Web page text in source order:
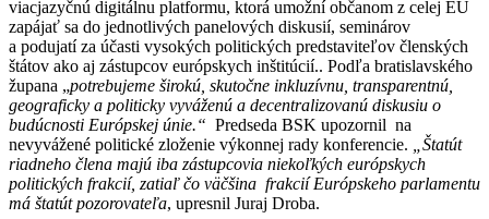
viacjazyčnú digitálnu platformu, ktorá umožní občanom z celej EÚ
zapájať sa do jednotlivých panelových diskusií, seminárov
a podujatí za účasti vysokých politických predstaviteľov členských
štátov ako aj zástupcov európskych inštitúcií.. Podľa bratislavského
župana „potrebujeme širokú, skutočne inkluzívnu, transparentnú,
geograficky a politicky vyváženú a decentralizovanú diskusiu o
budúcnosti Európskej únie.“ Predseda BSK upozornil na
nevyvážené politické zloženie výkonnej rady konferencie.
„Štatút
riadneho člena majú iba zástupcovia niekoľkých európskych
politických frakcií, zatiaľ čo väčšina frakcií Európskeho parlamentu
má štatút pozorovateľa, upresnil Juraj Droba.